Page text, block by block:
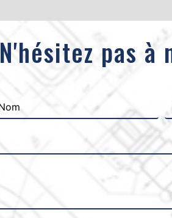
N'hésitez pas à